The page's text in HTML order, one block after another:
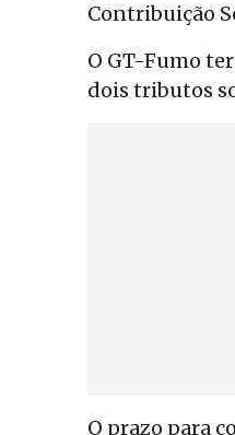
Contribuição
O GT-Fumo
dois tributos
O prazo para